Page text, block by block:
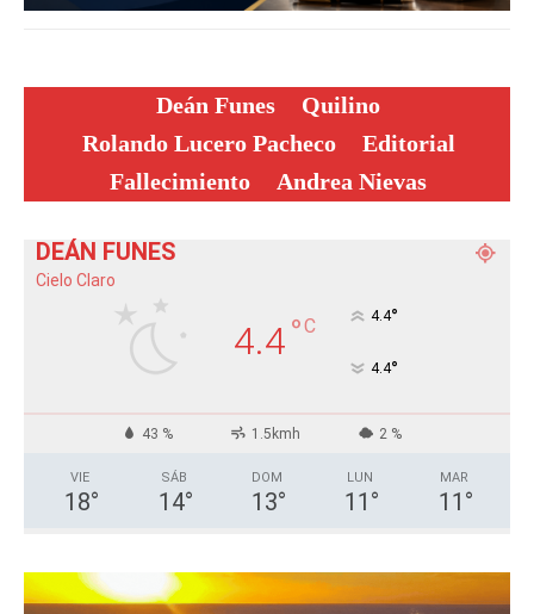
Deán Funes
Quilino
Rolando Lucero Pacheco
Editorial
Fallecimiento
Andrea Nievas
DEÁN FUNES
Cielo Claro
4.4°C 4.4°
4.4°
43 % 1.5kmh 2 %
VIE
18°
SÁB
14°
DOM
13°
LUN
11 °
MAR
11 °